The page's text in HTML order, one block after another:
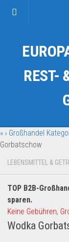
Kategorien
Auto & Motorrad
Fahrzeuge &
Garten &
Geschäft, Büro
Geschenkartikel
Handy und
Kosmetik &
Lebensmittel &
REST-
» › Großhandel
Gorbatschow
LEBENSMITTEL &
TOP B2B-
sparen.
Keine Gebühren,
Wodka